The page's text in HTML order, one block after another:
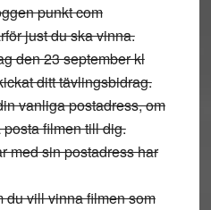
punkt com
just du ska vinna.
den 23 september kl
ditt tävlingsbidrag.
vanliga postadress, om
filmen till dig.
med sin postadress har
du vill vinna filmen som